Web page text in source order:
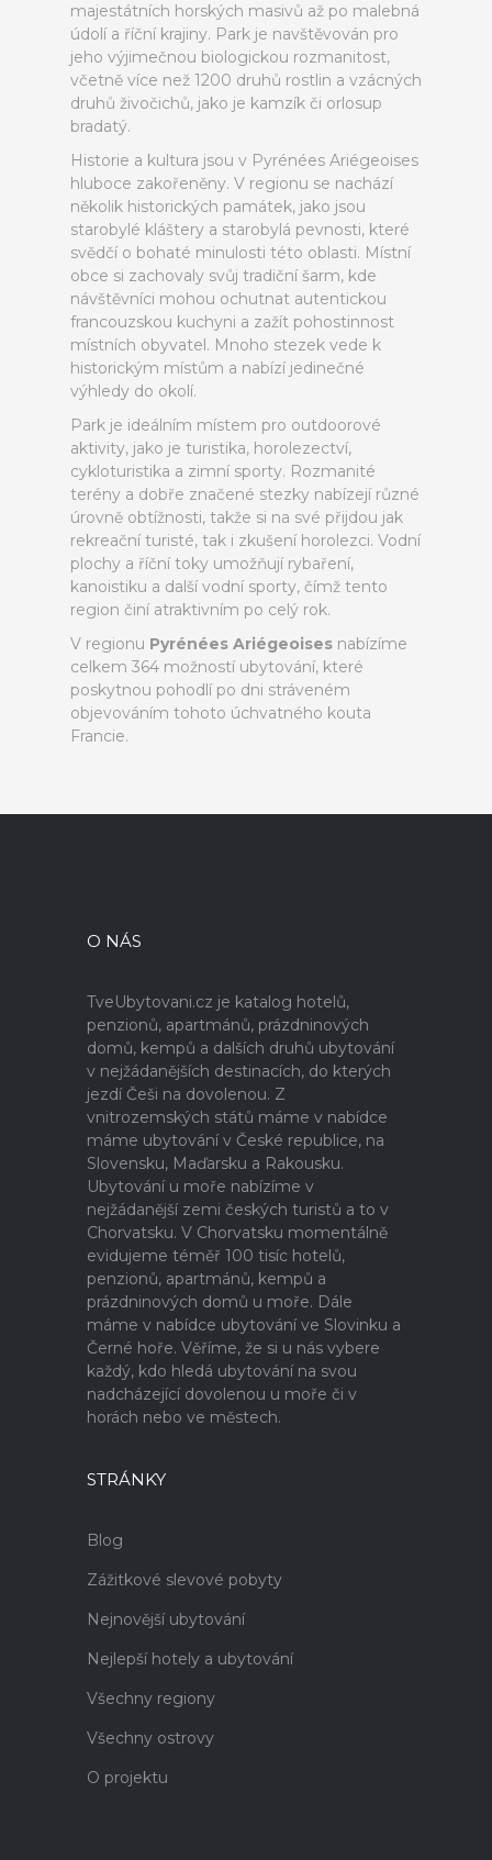
majestátních horských masivů až po malebná
údolí a říční krajiny. Park je navštěvován pro
jeho výjimečnou biologickou rozmanitost,
včetně více než 1200 druhů rostlin a vzácných
druhů živočichů, jako je kamzík či orlosup
bradatý.
Historie a kultura jsou v Pyrénées Ariégeoises
hluboce zakořeněny. V regionu se nachází
několik historických památek, jako jsou
starobylé kláštery a starobylá pevnosti, které
svědčí o bohaté minulosti této oblasti. Místní
obce si zachovaly svůj tradiční šarm, kde
návštěvníci mohou ochutnat autentickou
francouzskou kuchyni a zažít pohostinnost
místních obyvatel. Mnoho stezek vede k
historickým místům a nabízí jedinečné
výhledy do okolí.
Park je ideálním místem pro outdoorové
aktivity, jako je turistika, horolezectví,
cykloturistika a zimní sporty. Rozmanité
terény a dobře značené stezky nabízejí různé
úrovně obtížnosti, takže si na své přijdou jak
rekreační turisté, tak i zkušení horolezci. Vodní
plochy a říční toky umožňují rybaření,
kanoistiku a další vodní sporty, čímž tento
region činí atraktivním po celý rok.
V regionu Pyrénées Ariégeoises nabízíme
celkem 364 možností ubytování, které
poskytnou pohodlí po dni stráveném
objevováním tohoto úchvatného kouta
Francie.
O NÁS
TveUbytovani.cz je katalog hotelů,
penzionů, apartmánů, prázdninových
domů, kempů a dalších druhů ubytování
v nejžádanějších destinacích, do kterých
jezdí Češi na dovolenou. Z
vnitrozemských států máme v nabídce
máme ubytování v České republice, na
Slovensku, Maďarsku a Rakousku.
Ubytování u moře nabízíme v
nejžádanější zemi českých turistů a to v
Chorvatsku. V Chorvatsku momentálně
evidujeme téměř 100 tisíc hotelů,
penzionů, apartmánů, kempů a
prázdninových domů u moře. Dále
máme v nabídce ubytování ve Slovinku a
Černé hoře. Věříme, že si u nás vybere
každý, kdo hledá ubytování na svou
nadcházející dovolenou u moře či v
horách nebo ve městech.
STRÁNKY
Blog
Zážitkové slevové pobyty
Nejnovější ubytování
Nejlepší hotely a ubytování
Všechny regiony
Všechny ostrovy
O projektu